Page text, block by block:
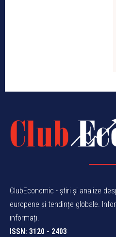
ClubEconomic - știri și analize
europene și tendințe globale.
informați.
ISSN: 3120 - 2403